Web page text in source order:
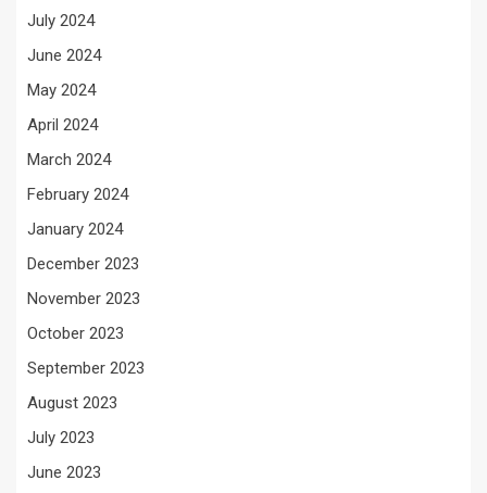
July 2024
June 2024
May 2024
April 2024
March 2024
February 2024
January 2024
December 2023
November 2023
October 2023
September 2023
August 2023
July 2023
June 2023